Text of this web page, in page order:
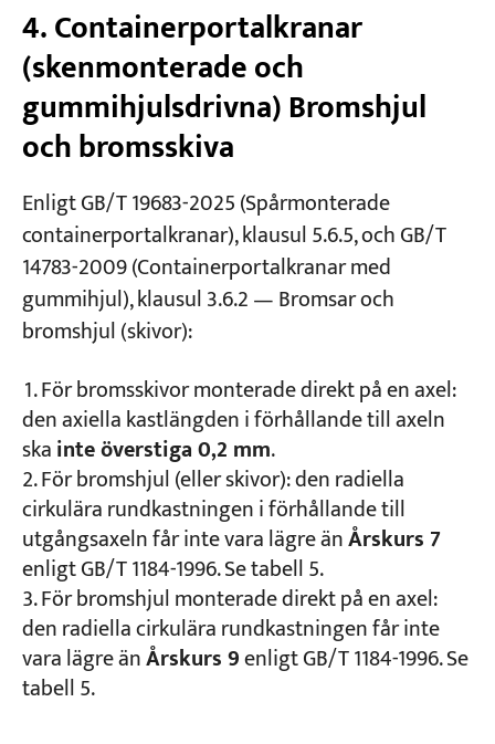
4. Containerportalkranar
(skenmonterade och
gummihjulsdrivna) Bromshjul
och bromsskiva
Enligt GB/T 19683-2025 (Spårmonterade
containerportalkranar), klausul 5.6.5, och GB/T
14783-2009 (Containerportalkranar med
gummihjul), klausul 3.6.2 — Bromsar och
bromshjul (skivor):
För bromsskivor monterade direkt på en axel:
den axiella kastlängden i förhållande till axeln
skainte överstiga 0,2 mm.
För bromshjul (eller skivor): den radiella
cirkulära rundkastningen i förhållande till
utgångsaxeln får inte vara lägre änÅrskurs 7
enligt GB/T 1184-1996. Se tabell 5.
För bromshjul monterade direkt på en axel:
den radiella cirkulära rundkastningen får inte
vara lägre änÅrskurs 9enligt GB/T 1184-1996. Se
tabell 5.